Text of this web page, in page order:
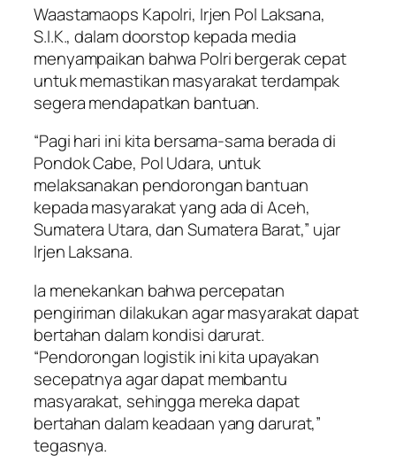
Waastamaops Kapolri, Irjen Pol Laksana,
S.I.K., dalam doorstop kepada media
menyampaikan bahwa Polri bergerak cepat
untuk memastikan masyarakat terdampak
segera mendapatkan bantuan.
“Pagi hari ini kita bersama-sama berada di
Pondok Cabe, Pol Udara, untuk
melaksanakan pendorongan bantuan
kepada masyarakat yang ada di Aceh,
Sumatera Utara, dan Sumatera Barat,” ujar
Irjen Laksana.
Ia menekankan bahwa percepatan
pengiriman dilakukan agar masyarakat dapat
bertahan dalam kondisi darurat.
“Pendorongan logistik ini kita upayakan
secepatnya agar dapat membantu
masyarakat, sehingga mereka dapat
bertahan dalam keadaan yang darurat,”
tegasnya.